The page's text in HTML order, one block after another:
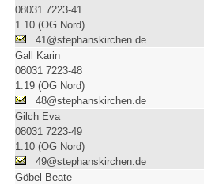
08031 7223-41
1.10 (OG Nord)
41@stephanskirchen.de
Gall Karin
08031 7223-48
1.19 (OG Nord)
48@stephanskirchen.de
Gilch Eva
08031 7223-49
1.10 (OG Nord)
49@stephanskirchen.de
Göbel Beate